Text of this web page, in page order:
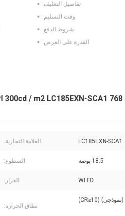
تفاصيل التغليف:
وقت التسليم:
شروط الدفع:
القدرة على العرض:
LC185EXN-SCA1 العلامة التجارية:
18.5 بوصة السطوع:
WLED القرار:
نطاق الحرارة: